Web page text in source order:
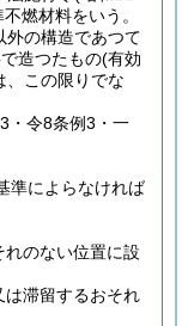
燃材料をいう。
外の構造であつて
造つたもの(有効
、この限りでな
・令8条例3・一
準によらなければ
のない位置に設
は滞留するおそれ